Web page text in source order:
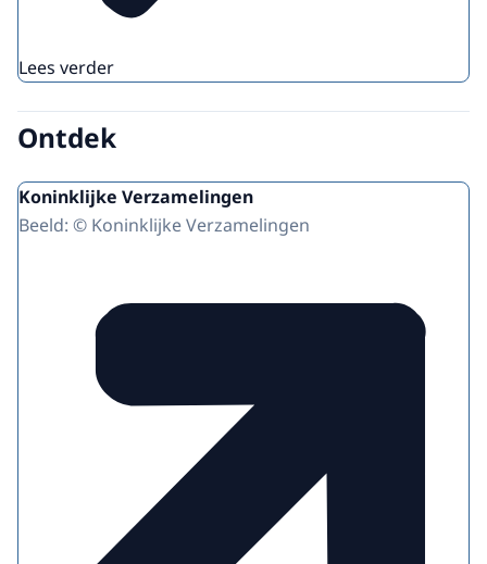
Lees verder
Ontdek
Koninklijke Verzamelingen
Beeld: © Koninklijke Verzamelingen